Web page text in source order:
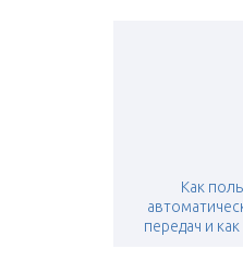
Как
передач и